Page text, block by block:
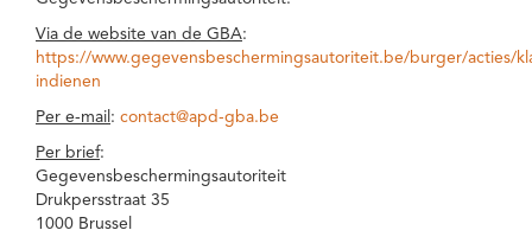
Via de website van de GBA:
https://www.gegevensbeschermingsautoriteit.be/burger/acties/
indienen
Per e-mail : contact@apd-gba.be
Per brief:
Gegevensbeschermingsautoriteit
Drukpersstraat 35
1000 Brussel